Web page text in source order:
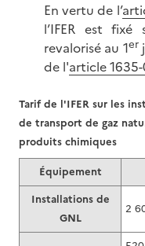
En vertu de l’
l’IFER est
revalorisé au 1er
de l'article
Équipement
Installations de
GNL
2
Tarif de l'IFER sur les
de transport de gaz
produits chimiques